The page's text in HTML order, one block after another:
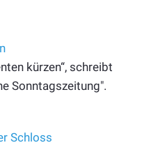
kürzen“, schreibt
Sonntagszeitung".
Schloss